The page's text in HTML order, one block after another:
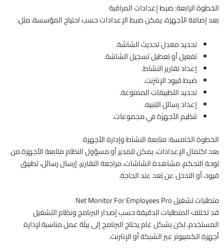
الخطوة الرابعة: ضبط إعدادات المراقبة
بعد إضافة الأجهزة، يمكن ضبط الإعدادات حسب احتياج المؤسسة، مثل:
تحديد معدل تحديث الشاشة.
تفعيل أو تعطيل تسجيل الشاشة.
إعداد تقارير النشاط.
ضبط قيود الإنترنت.
تحديد التطبيقات الممنوعة.
إعداد رسائل التنبيه.
تنظيم الأجهزة في مجموعات.
الخطوة الخامسة: متابعة النشاط وإدارة الأجهزة
بعد اكتمال الإعدادات، يمكن للمدير أو مسؤول النظام متابعة الأجهزة من
لوحة التحكم، مشاهدة الشاشات، مراجعة التقارير، إرسال رسائل، تطبيق
قيود، أو التدخل عن بُعد عند الحاجة.
متطلبات تشغيل Net Monitor For Employees Pro
قد تختلف المتطلبات الدقيقة حسب إصدار البرنامج ونظام التشغيل
المستخدم، لكن بشكل عام يحتاج البرنامج إلى بيئة عمل مناسبة لإدارة
أجهزة الكمبيوتر عبر الشبكة أو الإنترنت.